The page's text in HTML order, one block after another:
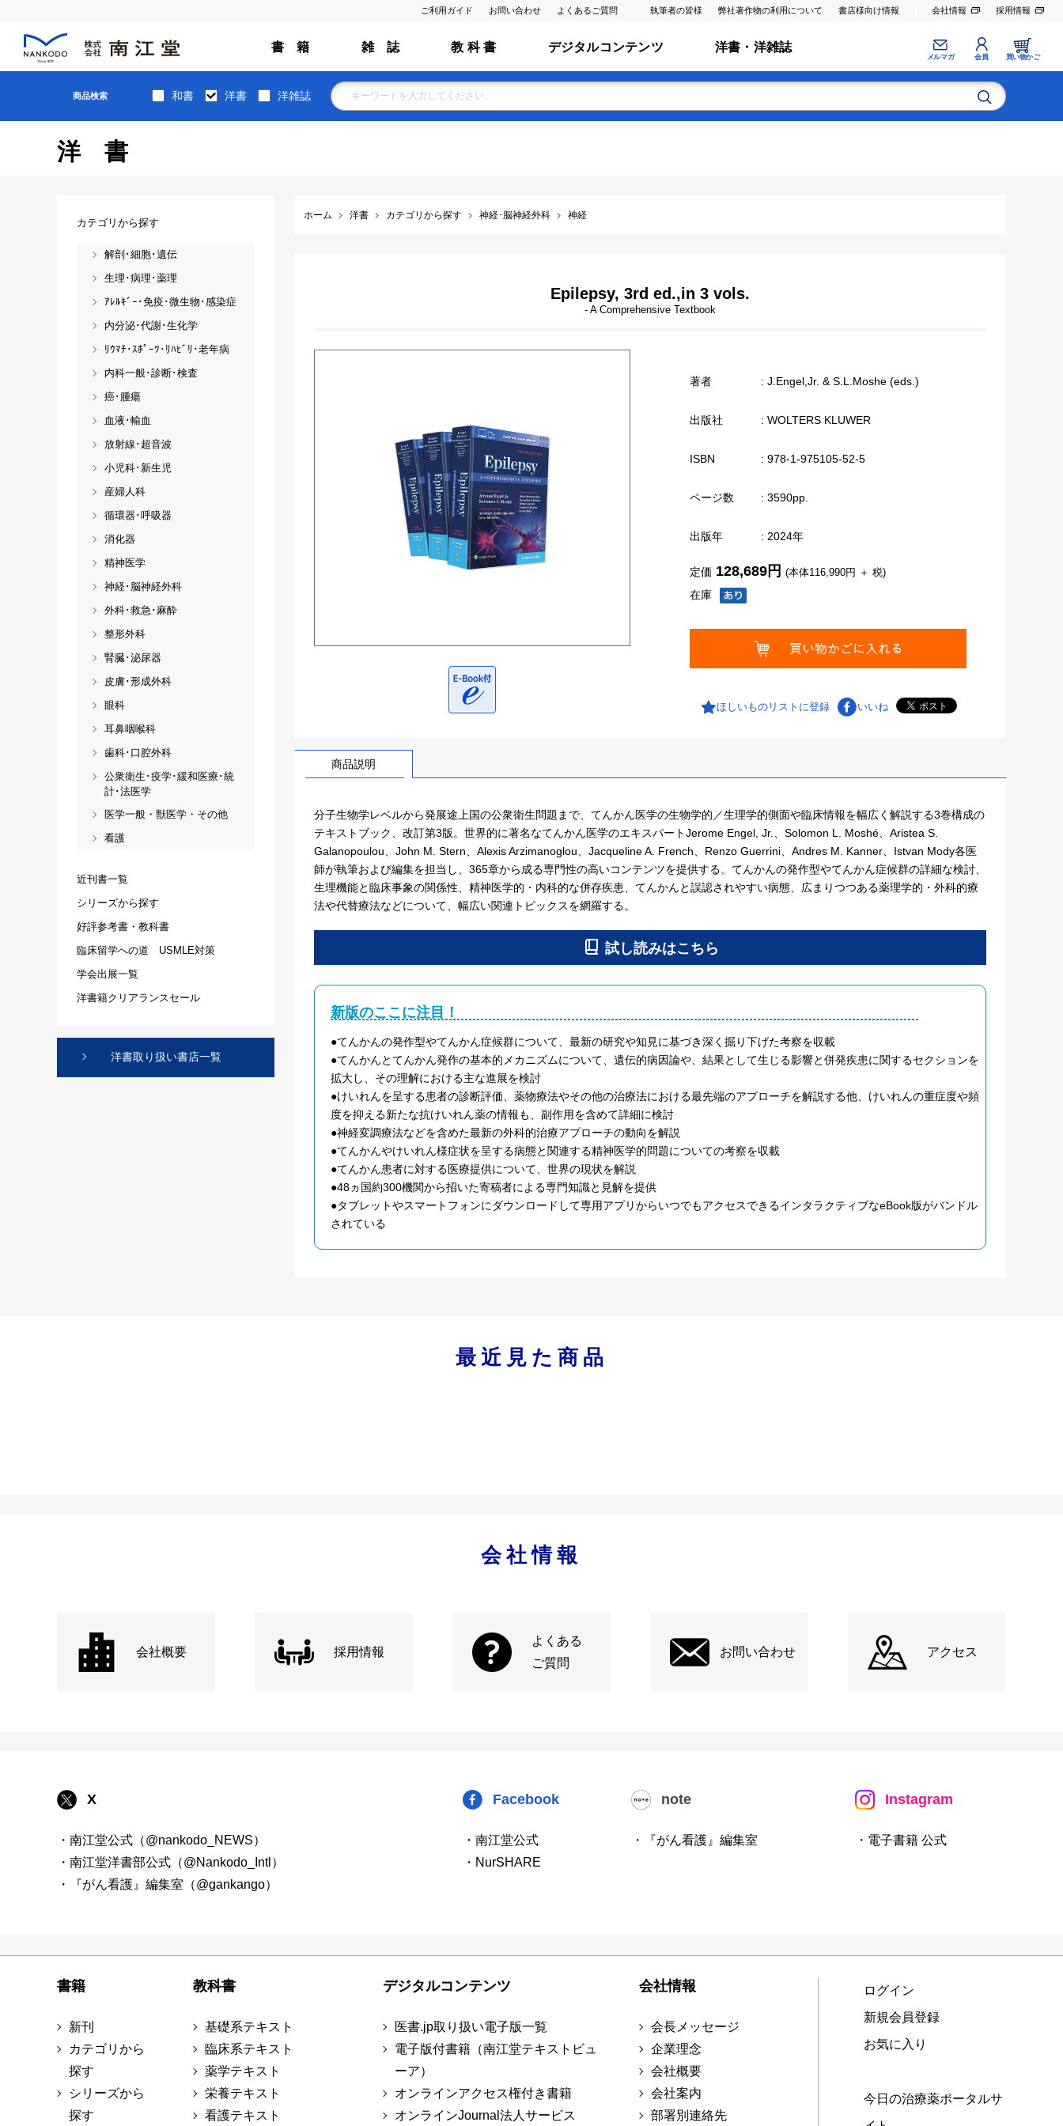
ご利用ガイド お問い合わせ よくあるご質問 執筆者の皆様 弊社著作物の利用について 書店様向け情報 会社情報 採用情報
書 籍 雑 誌 教 科 書 デジタルコンテンツ 洋書・洋雑誌
メルマガ 会員 買い物かご
商品検索 和書 洋書 洋雑誌
洋書
ホーム 洋書 カテゴリから探す 神経･脳神経外科 神経
Epilepsy, 3rd ed.,in 3 vols.
- A Comprehensive Textbook
著者 : J.Engel,Jr. & S.L.Moshe (eds.)
出版社 : WOLTERS KLUWER
ISBN : 978-1-975105-52-5
ページ数 : 3590pp.
出版年 : 2024年
在庫
定価 128,689円 (本体116,990円 ＋ 税)
ほしいものリストに登録 いいね
商品説明
分子生物学レベルから発展途上国の公衆衛生問題まで、てんかん医学の生物学的／生理学的側面や臨床情報を幅広く解説する3巻構成の
テキストブック、改訂第3版。世界的に著名なてんかん医学のエキスパートJerome Engel, Jr.、Solomon L. Moshé、Aristea S.
Galanopoulou、John M. Stern、Alexis Arzimanoglou、Jacqueline A. French、Renzo Guerrini、Andres M. Kanner、Istvan Mody各医
師が執筆および編集を担当し、365章から成る専門性の高いコンテンツを提供する。てんかんの発作型やてんかん症候群の詳細な検討、
生理機能と臨床事象の関係性、精神医学的・内科的な併存疾患、てんかんと誤認されやすい病態、広まりつつある薬理学的・外科的療
法や代替療法などについて、幅広い関連トピックスを網羅する。
新版のここに注目！
●てんかんの発作型やてんかん症候群について、最新の研究や知見に基づき深く掘り下げた考察を収載
●てんかんとてんかん発作の基本的メカニズムについて、遺伝的病因論や、結果として生じる影響と併発疾患に関するセクションを
拡大し、その理解における主な進展を検討
●けいれんを呈する患者の診断評価、薬物療法やその他の治療法における最先端のアプローチを解説する他、けいれんの重症度や頻
度を抑える新たな抗けいれん薬の情報も、副作用を含めて詳細に検討
●神経変調療法などを含めた最新の外科的治療アプローチの動向を解説
●てんかんやけいれん様症状を呈する病態と関連する精神医学的問題についての考察を収載
●てんかん患者に対する医療提供について、世界の現状を解説
●48ヵ国約300機関から招いた寄稿者による専門知識と見解を提供
●タブレットやスマートフォンにダウンロードして専用アプリからいつでもアクセスできるインタラクティブなeBook版がバンドル
されている
カテゴリから探す
解剖･細胞･遺伝
生理･病理･薬理
ｱﾚﾙｷﾞｰ･免疫･微生物･感染症
内分泌･代謝･生化学
ﾘｳﾏﾁ･ｽﾎﾟｰﾂ･ﾘﾊﾋﾞﾘ･老年病
内科一般･診断･検査
癌･腫瘍
血液･輸血
放射線･超音波
小児科･新生児
産婦人科
循環器･呼吸器
消化器
精神医学
神経･脳神経外科
外科･救急･麻酔
整形外科
腎臓･泌尿器
皮膚･形成外科
眼科
耳鼻咽喉科
歯科･口腔外科
公衆衛生･疫学･緩和医療･統
計･法医学
医学一般・獣医学・その他
看護
近刊書一覧
シリーズから探す
好評参考書・教科書
臨床留学への道 USMLE対策
学会出展一覧
洋書籍クリアランスセール
洋書取り扱い書店一覧
最近見た商品
会社情報
会社概要 採用情報
よくある
ご質問
お問い合わせ アクセス
X
・南江堂公式（@nankodo_NEWS）
・南江堂洋書部公式（@Nankodo_Intl）
・『がん看護』編集室（@gankango）
Facebook
・南江堂公式
・NurSHARE
note
・『がん看護』編集室
Instagram
・電子書籍 公式
書籍
新刊
カテゴリから
探す
シリーズから
探す
教科書
基礎系テキスト
臨床系テキスト
薬学テキスト
栄養テキスト
看護テキスト
デジタルコンテンツ
医書.jp取り扱い電子版一覧
電子版付書籍（南江堂テキストビュ
ーア）
オンラインアクセス権付き書籍
オンラインJournal法人サービス
会社情報
会長メッセージ
企業理念
会社概要
会社案内
部署別連絡先
ログイン
新規会員登録
お気に入り
今日の治療薬ポータルサ